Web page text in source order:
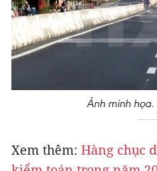
Ảnh minh họa.
Xem thêm: Hàng chục